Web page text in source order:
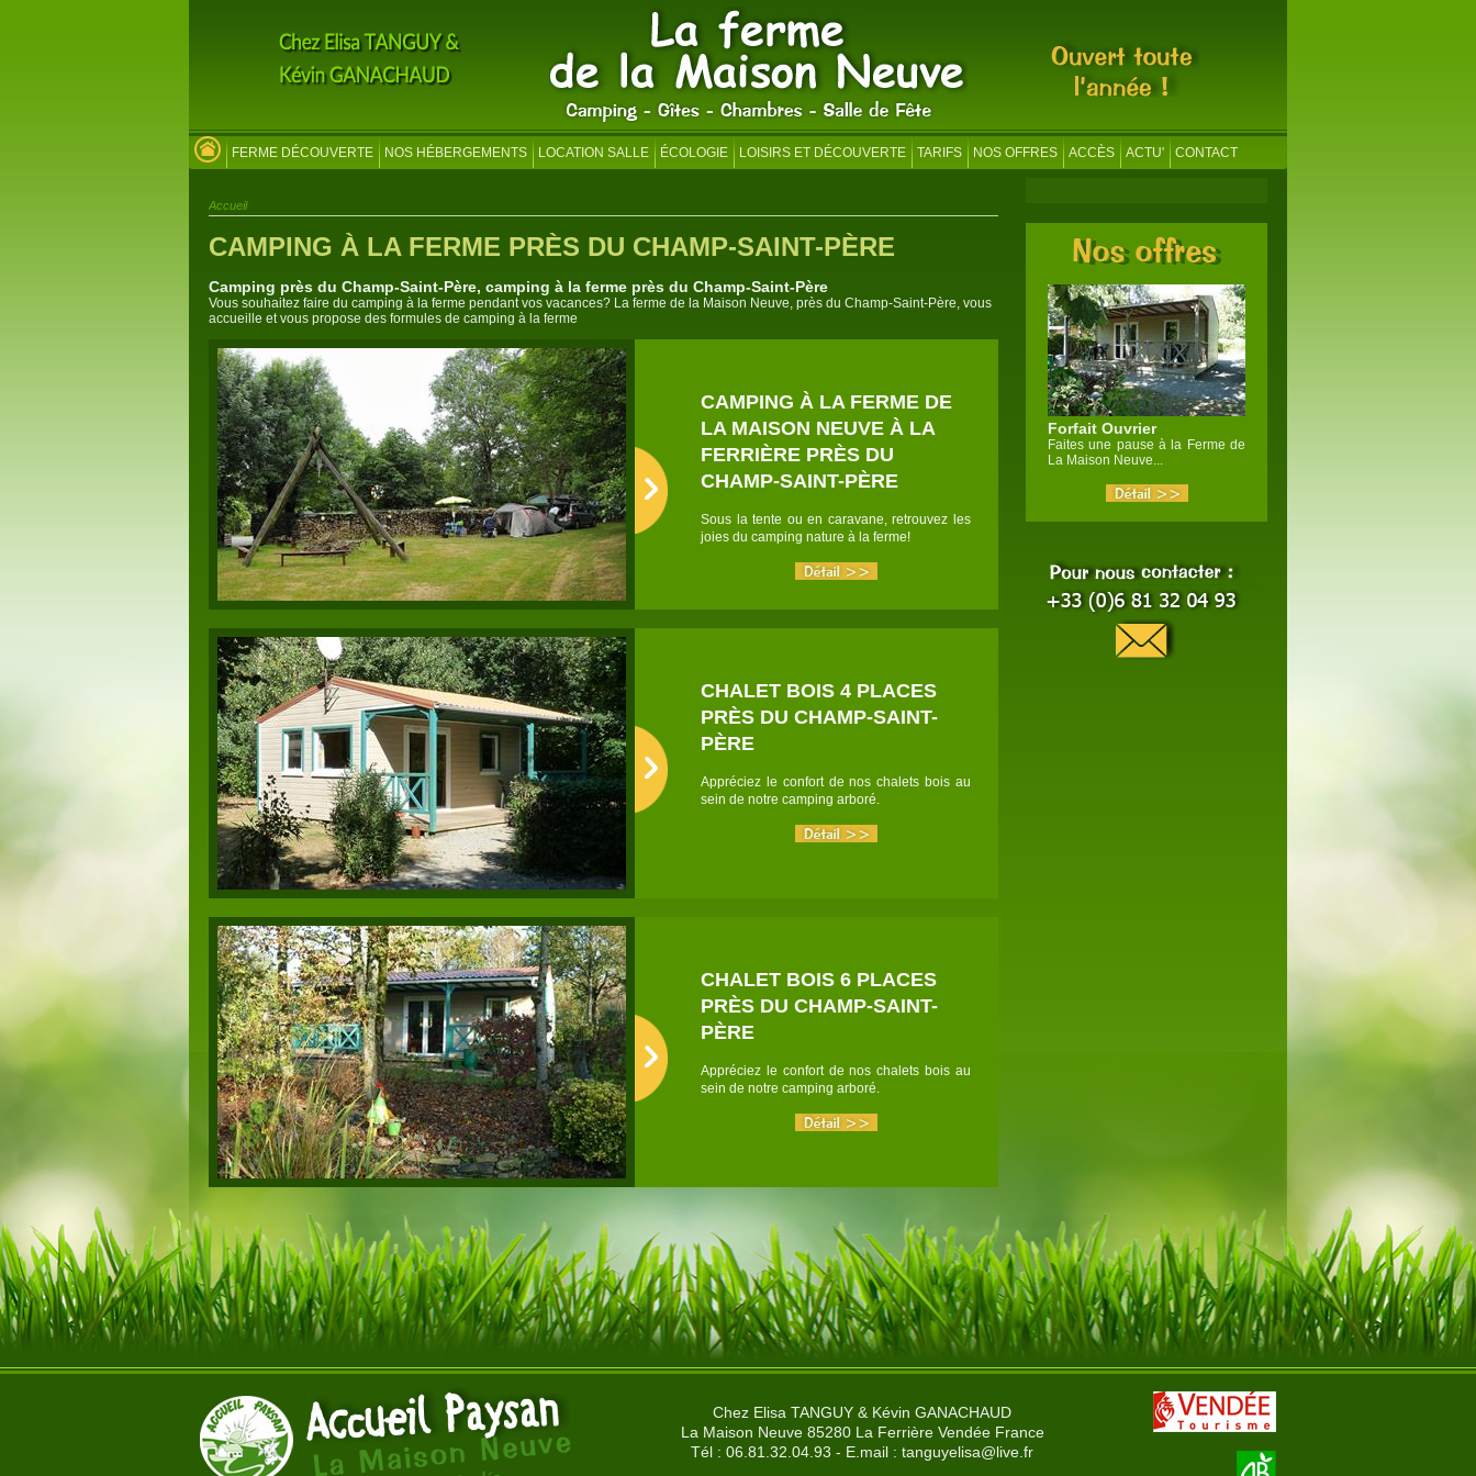
FERME DÉCOUVERTE NOS HÉBERGEMENTS LOCATION SALLE ÉCOLOGIE LOISIRS ET DÉCOUVERTE TARIFS NOS OFFRES ACCÈS ACTU' CONTACT
Forfait Ouvrier
Faites une pause à la Ferme de
La Maison Neuve...
Accueil
CAMPING À LA FERME PRÈS DU CHAMP-SAINT-PÈRE
Camping près du Champ-Saint-Père, camping à la ferme près du Champ-Saint-Père
Vous souhaitez faire du camping à la ferme pendant vos vacances? La ferme de la Maison Neuve, près du Champ-Saint-Père, vous
accueille et vous propose des formules de camping à la ferme
CAMPING À LA FERME DE
LA MAISON NEUVE À LA
FERRIÈRE PRÈS DU
CHAMP-SAINT-PÈRE
Sous la tente ou en caravane, retrouvez les
joies du camping nature à la ferme!
CHALET BOIS 4 PLACES
PRÈS DU CHAMP-SAINT-
PÈRE
Appréciez le confort de nos chalets bois au
sein de notre camping arboré.
CHALET BOIS 6 PLACES
PRÈS DU CHAMP-SAINT-
PÈRE
Appréciez le confort de nos chalets bois au
sein de notre camping arboré.
Chez Elisa TANGUY & Kévin GANACHAUD
La Maison Neuve 85280 La Ferrière Vendée France
Tél : 06.81.32.04.93 - E.mail : tanguyelisa@live.fr